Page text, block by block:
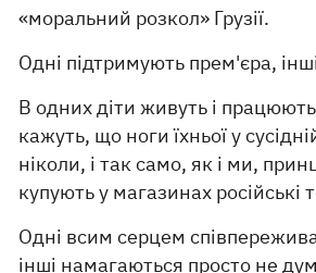
«моральний розкол» Грузії.
Одні підтримують прем'єра,
В одних діти живуть і працюють
кажуть, що ноги їхньої у
ніколи, і так само, як і ми,
купують у магазинах російські
Одні всим серцем
інші намагаються просто не